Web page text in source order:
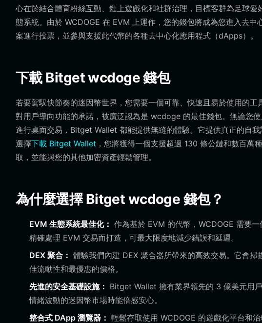
心在於結合體育粉絲互動、鏈上遊戲化和社群治理，目標客群為足球
態系統。由於 WCDOGE 在 EVM 上運作，您的錢包將成為您進入去
案進行投票，並參與支援此代幣的各種去中心化應用程式（dApps）。
下載 Bitget wcdoge 錢包
若要駕馭快節奏的迷因幣世界，您需要一個可靠、快速且易於使用的
對用戶導向功能的承諾，被廣泛認為是 wcdoge 的最佳錢包。無論您
進行桌面交易，Bitget Wallet 都能提供無縫的體驗。它提供真正的自
選擇下載 Bitget Wallet ，您將獲得一個支援超過 130 條公鏈和數百萬
取，並能與您的其他加密資產輕鬆管理。
為什麼選擇 Bitget wcdoge 錢包？
EVM 生態系統最佳化： 作為基於 EVM 的代幣，WCDOGE 需要
精確處理 EVM 交易而打造，可最大限度地減少錯誤和延遲。
DEX 聚合： 體驗我們內建 DEX 聚合器所帶來的高效交易。它會
佳流動性和最優惠的價格。
先進的安全基礎設施： Bitget Wallet 擁有業界領先的 3 億美元用
情緒波動的迷因幣市場時能倍感安心。
整合式 DApp 瀏覽器： 輕鬆存取使用 WCDOGE 的遊戲化平台和